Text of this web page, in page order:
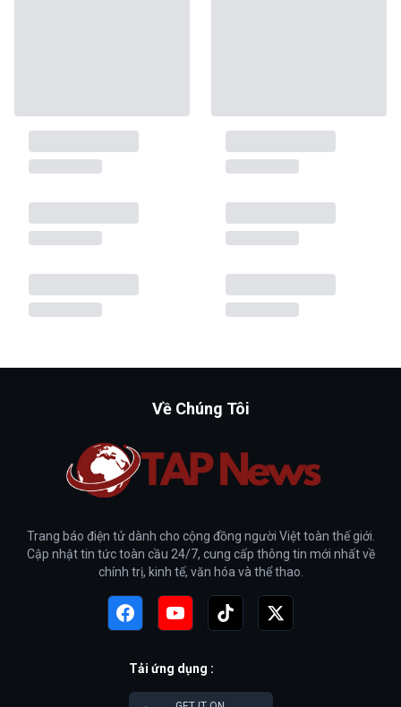
Về Chúng Tôi
Trang báo điện tử dành cho cộng đồng người Việt toàn thế giới.
Cập nhật tin tức toàn cầu 24/7, cung cấp thông tin mới nhất về
chính trị, kinh tế, văn hóa và thể thao.
Tải ứng dụng :